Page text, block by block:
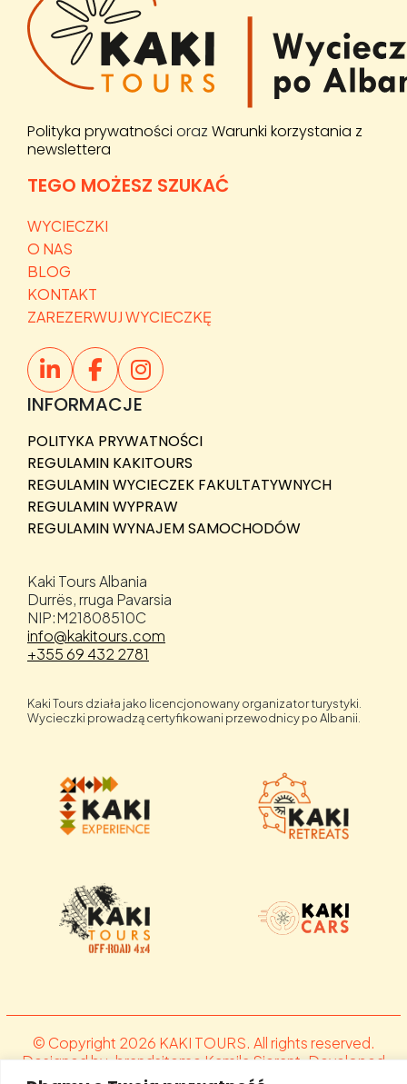
Polityka prywatności oraz Warunki korzystania z
newslettera
TEGO MOŻESZ SZUKAĆ
WYCIECZKI
O NAS
BLOG
KONTAKT
ZAREZERWUJ WYCIECZKĘ
INFORMACJE
POLITYKA PRYWATNOŚCI
REGULAMIN KAKITOURS
REGULAMIN WYCIECZEK FAKULTATYWNYCH
REGULAMIN WYPRAW
REGULAMIN WYNAJEM SAMOCHODÓW
Kaki Tours Albania
Durrës, rruga Pavarsia
NIP:M21808510C
info@kakitours.com
+355 69 432 2781
Kaki Tours działa jako licencjonowany organizator turystyki.
Wycieczki prowadzą certyfikowani przewodnicy po Albanii.
© Copyright 2026 KAKI TOURS. All rights reserved.
Designed by .brandsiteme Kamila Sierant. Developed
by Fit.al